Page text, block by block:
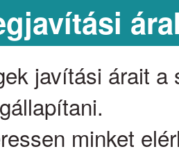
javítási árait a
minket